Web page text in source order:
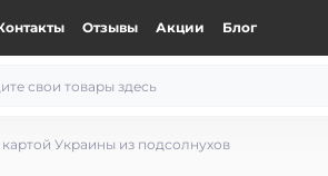
Отзывы Акции Блог
Украины из подсолнухов